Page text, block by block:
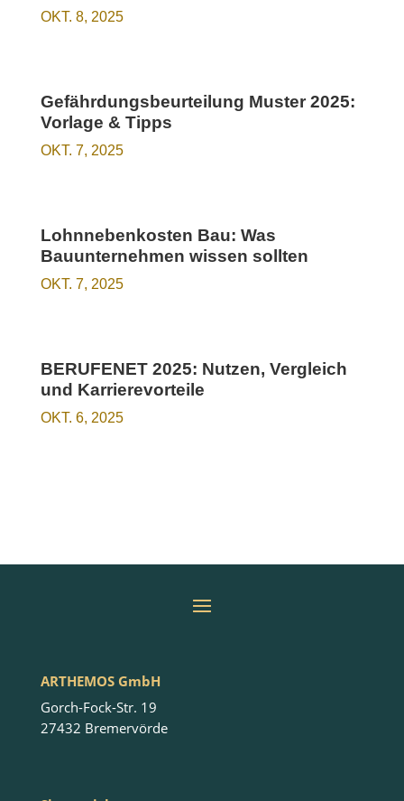
OKT. 8, 2025
Gefährdungsbeurteilung Muster 2025:
Vorlage & Tipps
OKT. 7, 2025
Lohnnebenkosten Bau: Was
Bauunternehmen wissen sollten
OKT. 7, 2025
BERUFENET 2025: Nutzen, Vergleich
und Karrierevorteile
OKT. 6, 2025
ARTHEMOS GmbH
Gorch-Fock-Str. 19
27432 Bremervörde